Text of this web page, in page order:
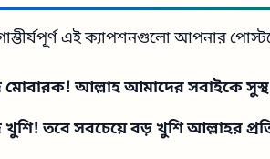
এই ক্যাপশনগুলো আপনার
আল্লাহ আমাদের সবাইকে সুস্থ
তবে সবচেয়ে বড় খুশি আল্লাহর